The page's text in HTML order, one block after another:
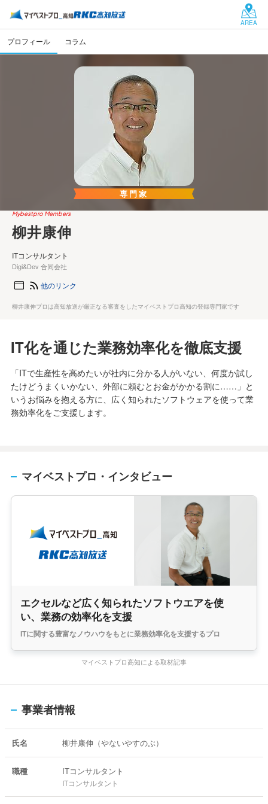
AREA
プロフィール コラム
専門家
Mybestpro Members
柳井康伸
ITコンサルタント
Digi&Dev 合同会社
他のリンク
柳井康伸プロは高知放送が厳正なる審査をしたマイベストプロ高知の登録専門家です
IT化を通じた業務効率化を徹底支援
「ITで生産性を高めたいが社内に分かる人がいない、何度か試し
たけどうまくいかない、外部に頼むとお金がかかる割に……」と
いうお悩みを抱える方に、広く知られたソフトウェアを使って業
務効率化をご支援します。
マイベストプロ・インタビュー
エクセルなど広く知られたソフトウエアを使
い、業務の効率化を支援
ITに関する豊富なノウハウをもとに業務効率化を支援するプロ
マイベストプロ高知による取材記事
事業者情報
氏名 柳井康伸（やないやすのぶ）
職種 ITコンサルタント
ITコンサルタント